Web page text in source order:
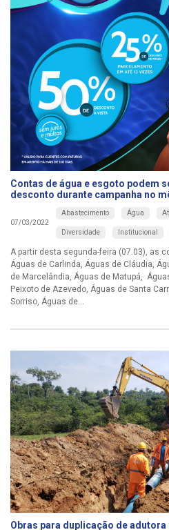
Contas de água e esgoto podem
desconto durante campanha no
07/03/2022
Abastecimento Água
Diversidade Institucional
A partir desta segunda-feira (07.03), as
Águas de Carlinda, Águas de Cláudia,
de Marcelândia, Águas de Matupá,
Peixoto de Azevedo, Águas de Santa
Sorriso, Águas de...
Obras para duplicação de